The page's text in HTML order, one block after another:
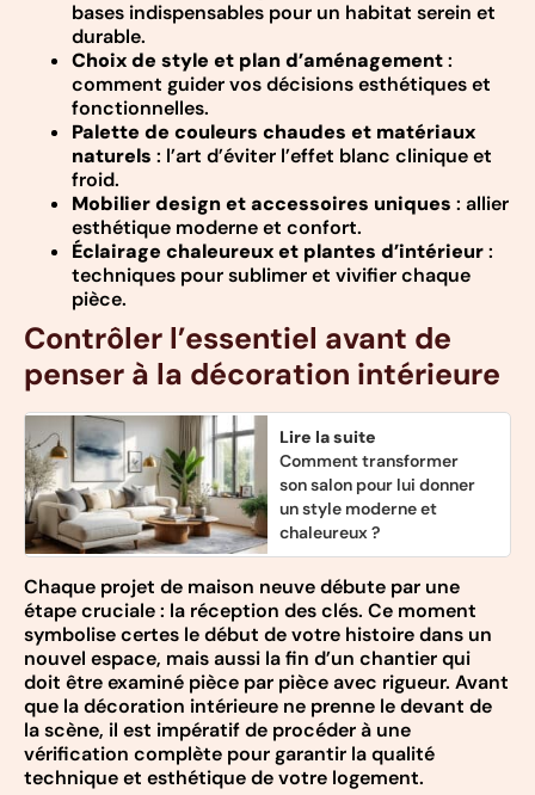
bases indispensables pour un habitat serein et
durable.
Choix de style et plan d’aménagement:
comment guider vos décisions esthétiques et
fonctionnelles.
Palette de couleurs chaudes et matériaux
naturels : l’art d’éviter l’effet blanc clinique et
froid.
Mobilier design et accessoires uniques : allier
esthétique moderne et confort.
Éclairage chaleureux et plantes d’intérieur:
techniques pour sublimer et vivifier chaque
pièce.
Contrôler l’essentiel avant de
penser à la décoration intérieure
Lire la suite
Comment transformer
son salon pour lui donner
un style moderne et
chaleureux ?
Chaque projet de maison neuve débute par une
étape cruciale : la réception des clés. Ce moment
symbolise certes le début de votre histoire dans un
nouvel espace, mais aussi la fin d’un chantier qui
doit être examiné pièce par pièce avec rigueur. Avant
que la décoration intérieure ne prenne le devant de
la scène, il est impératif de procéder à une
vérification complète pour garantir la qualité
technique et esthétique de votre logement.